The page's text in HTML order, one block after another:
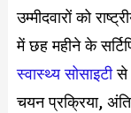
उम्मीदवारों को
में छह महीने के
स्वास्थ्य सोसाइटीसे
चयन प्रक्रिया,